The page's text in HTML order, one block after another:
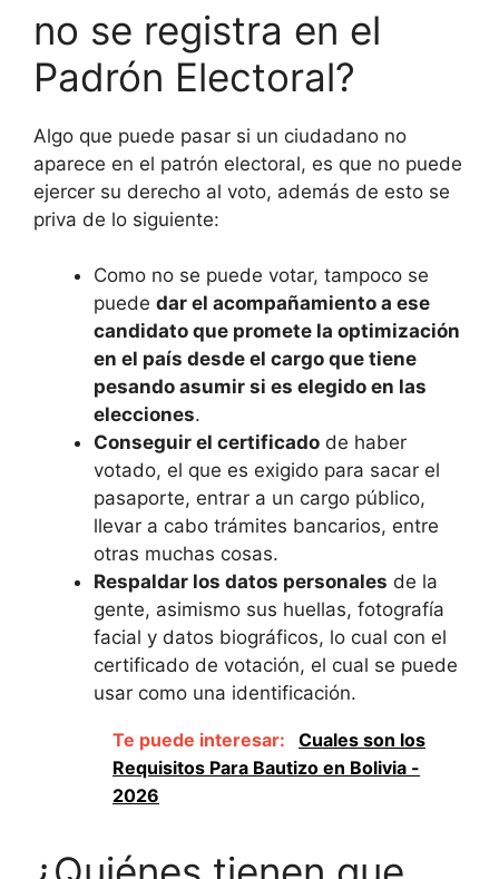
no se registra en el
Padrón Electoral?
Algo que puede pasar si un ciudadano no
aparece en el patrón electoral, es que no puede
ejercer su derecho al voto, además de esto se
priva de lo siguiente:
Como no se puede votar, tampoco se
puede dar el acompañamiento a ese
candidato que promete la optimización
en el país desde el cargo que tiene
pesando asumir si es elegido en las
elecciones.
Conseguir el certificado de haber
votado, el que es exigido para sacar el
pasaporte, entrar a un cargo público,
llevar a cabo trámites bancarios, entre
otras muchas cosas.
Respaldar los datos personales de la
gente, asimismo sus huellas, fotografía
facial y datos biográficos, lo cual con el
certificado de votación, el cual se puede
usar como una identificación.
Te puede interesar:
Cuales son los
Requisitos Para Bautizo en Bolivia -
2026